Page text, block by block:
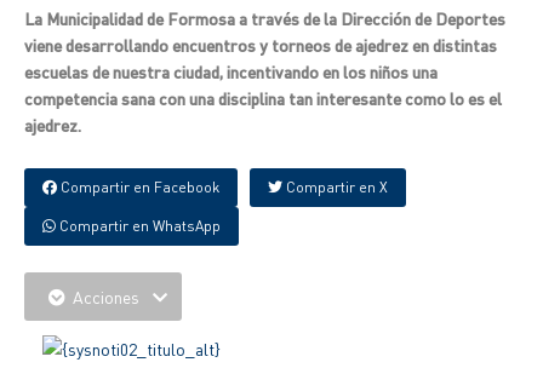
La Municipalidad de Formosa a través de la Dirección de Deportes
viene desarrollando encuentros y torneos de ajedrez en distintas
escuelas de nuestra ciudad, incentivando en los niños una
competencia sana con una disciplina tan interesante como lo es el
ajedrez.
Compartir en Facebook Compartir en X
Compartir en WhatsApp
Acciones